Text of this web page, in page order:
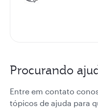
Procurando
Entre em contato
tópicos de ajuda para